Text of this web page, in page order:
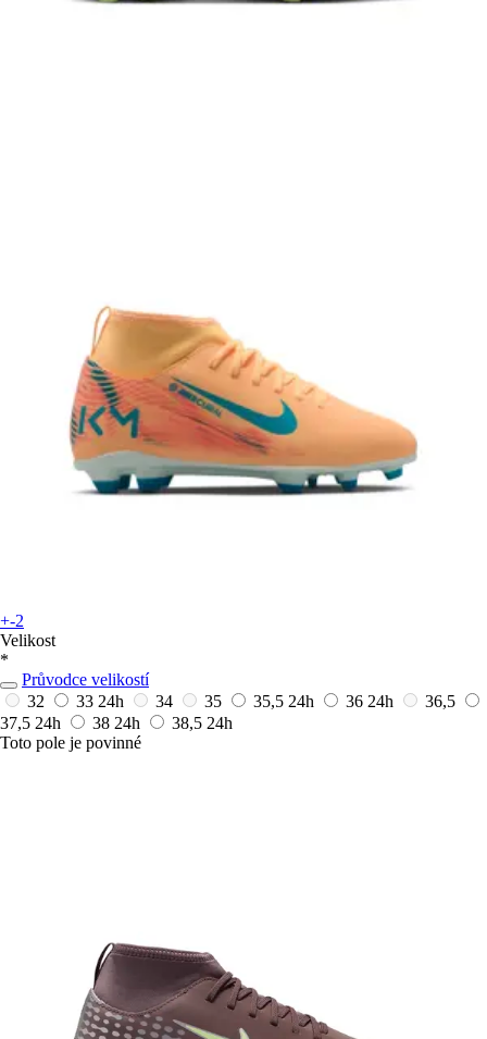
+-2
Velikost
*
Průvodce velikostí
32
33 24h 34 35 35,5 24h 36 24h
36,5
37,5 24h 38 24h 38,5 24h
Toto pole je povinné